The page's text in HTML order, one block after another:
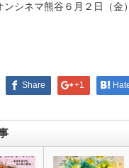
シネマ熊谷６月２日（金
Share +1